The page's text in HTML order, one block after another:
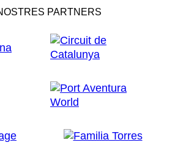
PARTNERS